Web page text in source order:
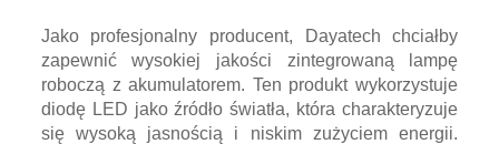
Jako profesjonalny producent, Dayatech chciałby
zapewnić wysokiej jakości zintegrowaną lampę
roboczą z akumulatorem. Ten produkt wykorzystuje
diodę LED jako źródło światła, która charakteryzuje
się wysoką jasnością i niskim zużyciem energii.